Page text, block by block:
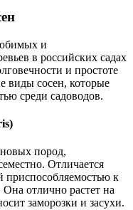
и
в российских садах
и простоте
виды сосен, которые
среди садоводов.
пород,
Отличается
к
отлично растет на
заморозки и засухи.